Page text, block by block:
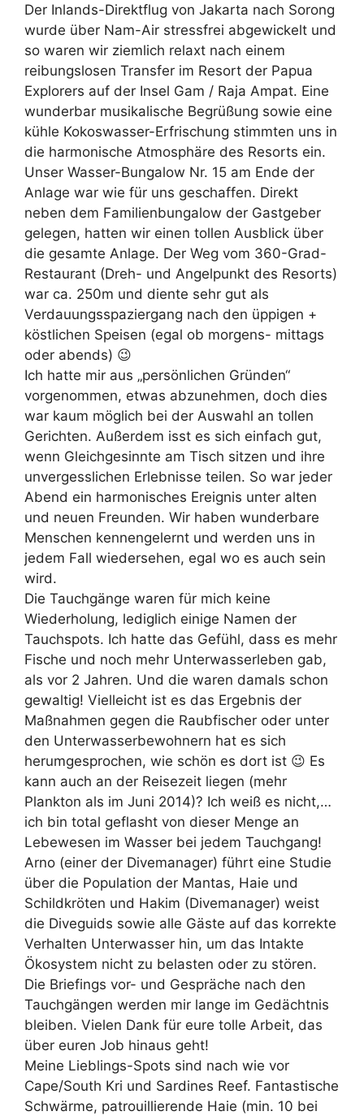
Der Inlands-Direktflug von Jakarta nach Sorong
wurde über Nam-Air stressfrei abgewickelt und
so waren wir ziemlich relaxt nach einem
reibungslosen Transfer im Resort der Papua
Explorers auf der Insel Gam / Raja Ampat. Eine
wunderbar musikalische Begrüßung sowie eine
kühle Kokoswasser-Erfrischung stimmten uns in
die harmonische Atmosphäre des Resorts ein.
Unser Wasser-Bungalow Nr. 15 am Ende der
Anlage war wie für uns geschaffen. Direkt
neben dem Familienbungalow der Gastgeber
gelegen, hatten wir einen tollen Ausblick über
die gesamte Anlage. Der Weg vom 360-Grad-
Restaurant (Dreh- und Angelpunkt des Resorts)
war ca. 250m und diente sehr gut als
Verdauungsspaziergang nach den üppigen +
köstlichen Speisen (egal ob morgens- mittags
oder abends) 😉
Ich hatte mir aus „persönlichen Gründen“
vorgenommen, etwas abzunehmen, doch dies
war kaum möglich bei der Auswahl an tollen
Gerichten. Außerdem isst es sich einfach gut,
wenn Gleichgesinnte am Tisch sitzen und ihre
unvergesslichen Erlebnisse teilen. So war jeder
Abend ein harmonisches Ereignis unter alten
und neuen Freunden. Wir haben wunderbare
Menschen kennengelernt und werden uns in
jedem Fall wiedersehen, egal wo es auch sein
wird.
Die Tauchgänge waren für mich keine
Wiederholung, lediglich einige Namen der
Tauchspots. Ich hatte das Gefühl, dass es mehr
Fische und noch mehr Unterwasserleben gab,
als vor 2 Jahren. Und die waren damals schon
gewaltig! Vielleicht ist es das Ergebnis der
Maßnahmen gegen die Raubfischer oder unter
den Unterwasserbewohnern hat es sich
herumgesprochen, wie schön es dort ist 😉 Es
kann auch an der Reisezeit liegen (mehr
Plankton als im Juni 2014)? Ich weiß es nicht,…
ich bin total geflasht von dieser Menge an
Lebewesen im Wasser bei jedem Tauchgang!
Arno (einer der Divemanager) führt eine Studie
über die Population der Mantas, Haie und
Schildkröten und Hakim (Divemanager) weist
die Diveguids sowie alle Gäste auf das korrekte
Verhalten Unterwasser hin, um das Intakte
Ökosystem nicht zu belasten oder zu stören.
Die Briefings vor- und Gespräche nach den
Tauchgängen werden mir lange im Gedächtnis
bleiben. Vielen Dank für eure tolle Arbeit, das
über euren Job hinaus geht!
Meine Lieblings-Spots sind nach wie vor
Cape/South Kri und Sardines Reef. Fantastische
Schwärme, patrouillierende Haie (min. 10 bei